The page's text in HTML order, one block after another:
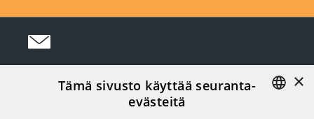
×
Tämä sivusto käyttää seuranta-
evästeitä